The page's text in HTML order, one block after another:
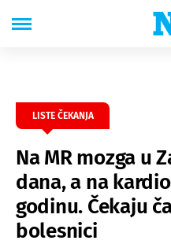
LISTE ČEKANJA
Na MR mozga u
dana, a na
godinu. Čekaju
bolesnici